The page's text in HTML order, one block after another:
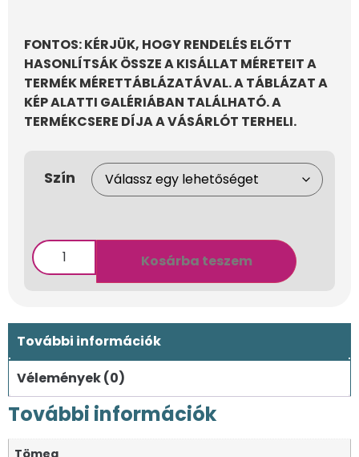
FONTOS: KÉRJÜK, HOGY RENDELÉS ELŐTT
HASONLÍTSÁK ÖSSZE A KISÁLLAT MÉRETEIT A
TERMÉK MÉRETTÁBLÁZATÁVAL. A TÁBLÁZAT A
KÉP ALATTI GALÉRIÁBAN TALÁLHATÓ. A
TERMÉKCSERE DÍJA A VÁSÁRLÓT TERHELI.
Szín
Kosárba teszem
További információk
Vélemények (0)
További információk
Tömeg